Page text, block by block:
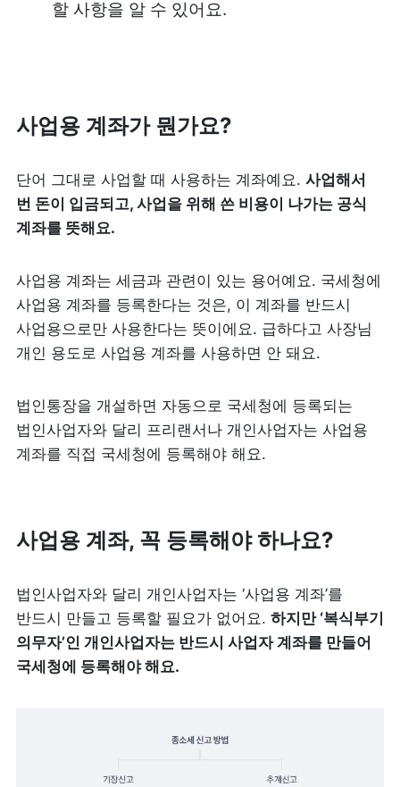
할 사항을 알 수 있어요.
사업용 계좌가 뭔가요?
단어 그대로 사업할 때 사용하는 계좌예요. 사업해서
번 돈이 입금되고, 사업을 위해 쓴 비용이 나가는 공식
계좌를 뜻해요.
사업용 계좌는 세금과 관련이 있는 용어예요. 국세청에
사업용 계좌를 등록한다는 것은, 이 계좌를 반드시
사업용으로만 사용한다는 뜻이에요. 급하다고 사장님
개인 용도로 사업용 계좌를 사용하면 안 돼요.
법인통장을 개설하면 자동으로 국세청에 등록되는
법인사업자와 달리 프리랜서나 개인사업자는 사업용
계좌를 직접 국세청에 등록해야 해요.
사업용 계좌, 꼭 등록해야 하나요?
법인사업자와 달리 개인사업자는 ‘사업용 계좌’를
반드시 만들고 등록할 필요가 없어요. 하지만 ‘복식부기
의무자’인 개인사업자는 반드시 사업자 계좌를 만들어
국세청에 등록해야 해요.